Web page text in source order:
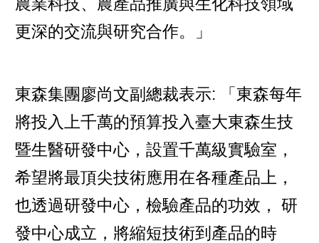
更深的交流與研究合作。」
東森集團廖尚文副總裁表示: 「東森每年
將投入上千萬的預算投入臺大東森生技
暨生醫研發中心，設置千萬級實驗室，
希望將最頂尖技術應用在各種產品上，
也透過研發中心，檢驗產品的功效， 研
發中心成立，將縮短技術到產品的時